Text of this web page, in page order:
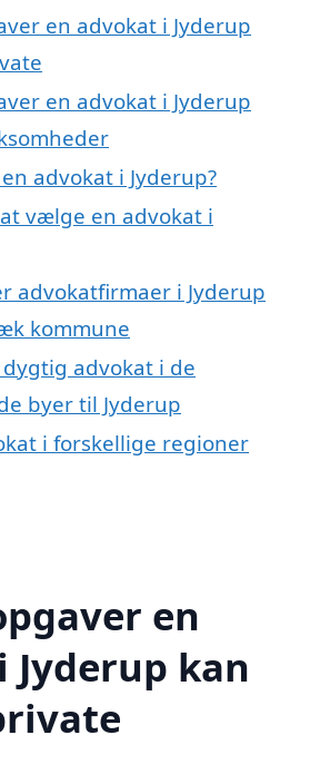
en advokat i Jyderup
en advokat i Jyderup
advokat i Jyderup?
vælge en advokat i
advokatfirmaer i Jyderup
kommune
advokat i de
byer til Jyderup
i forskellige regioner
en
Jyderup kan